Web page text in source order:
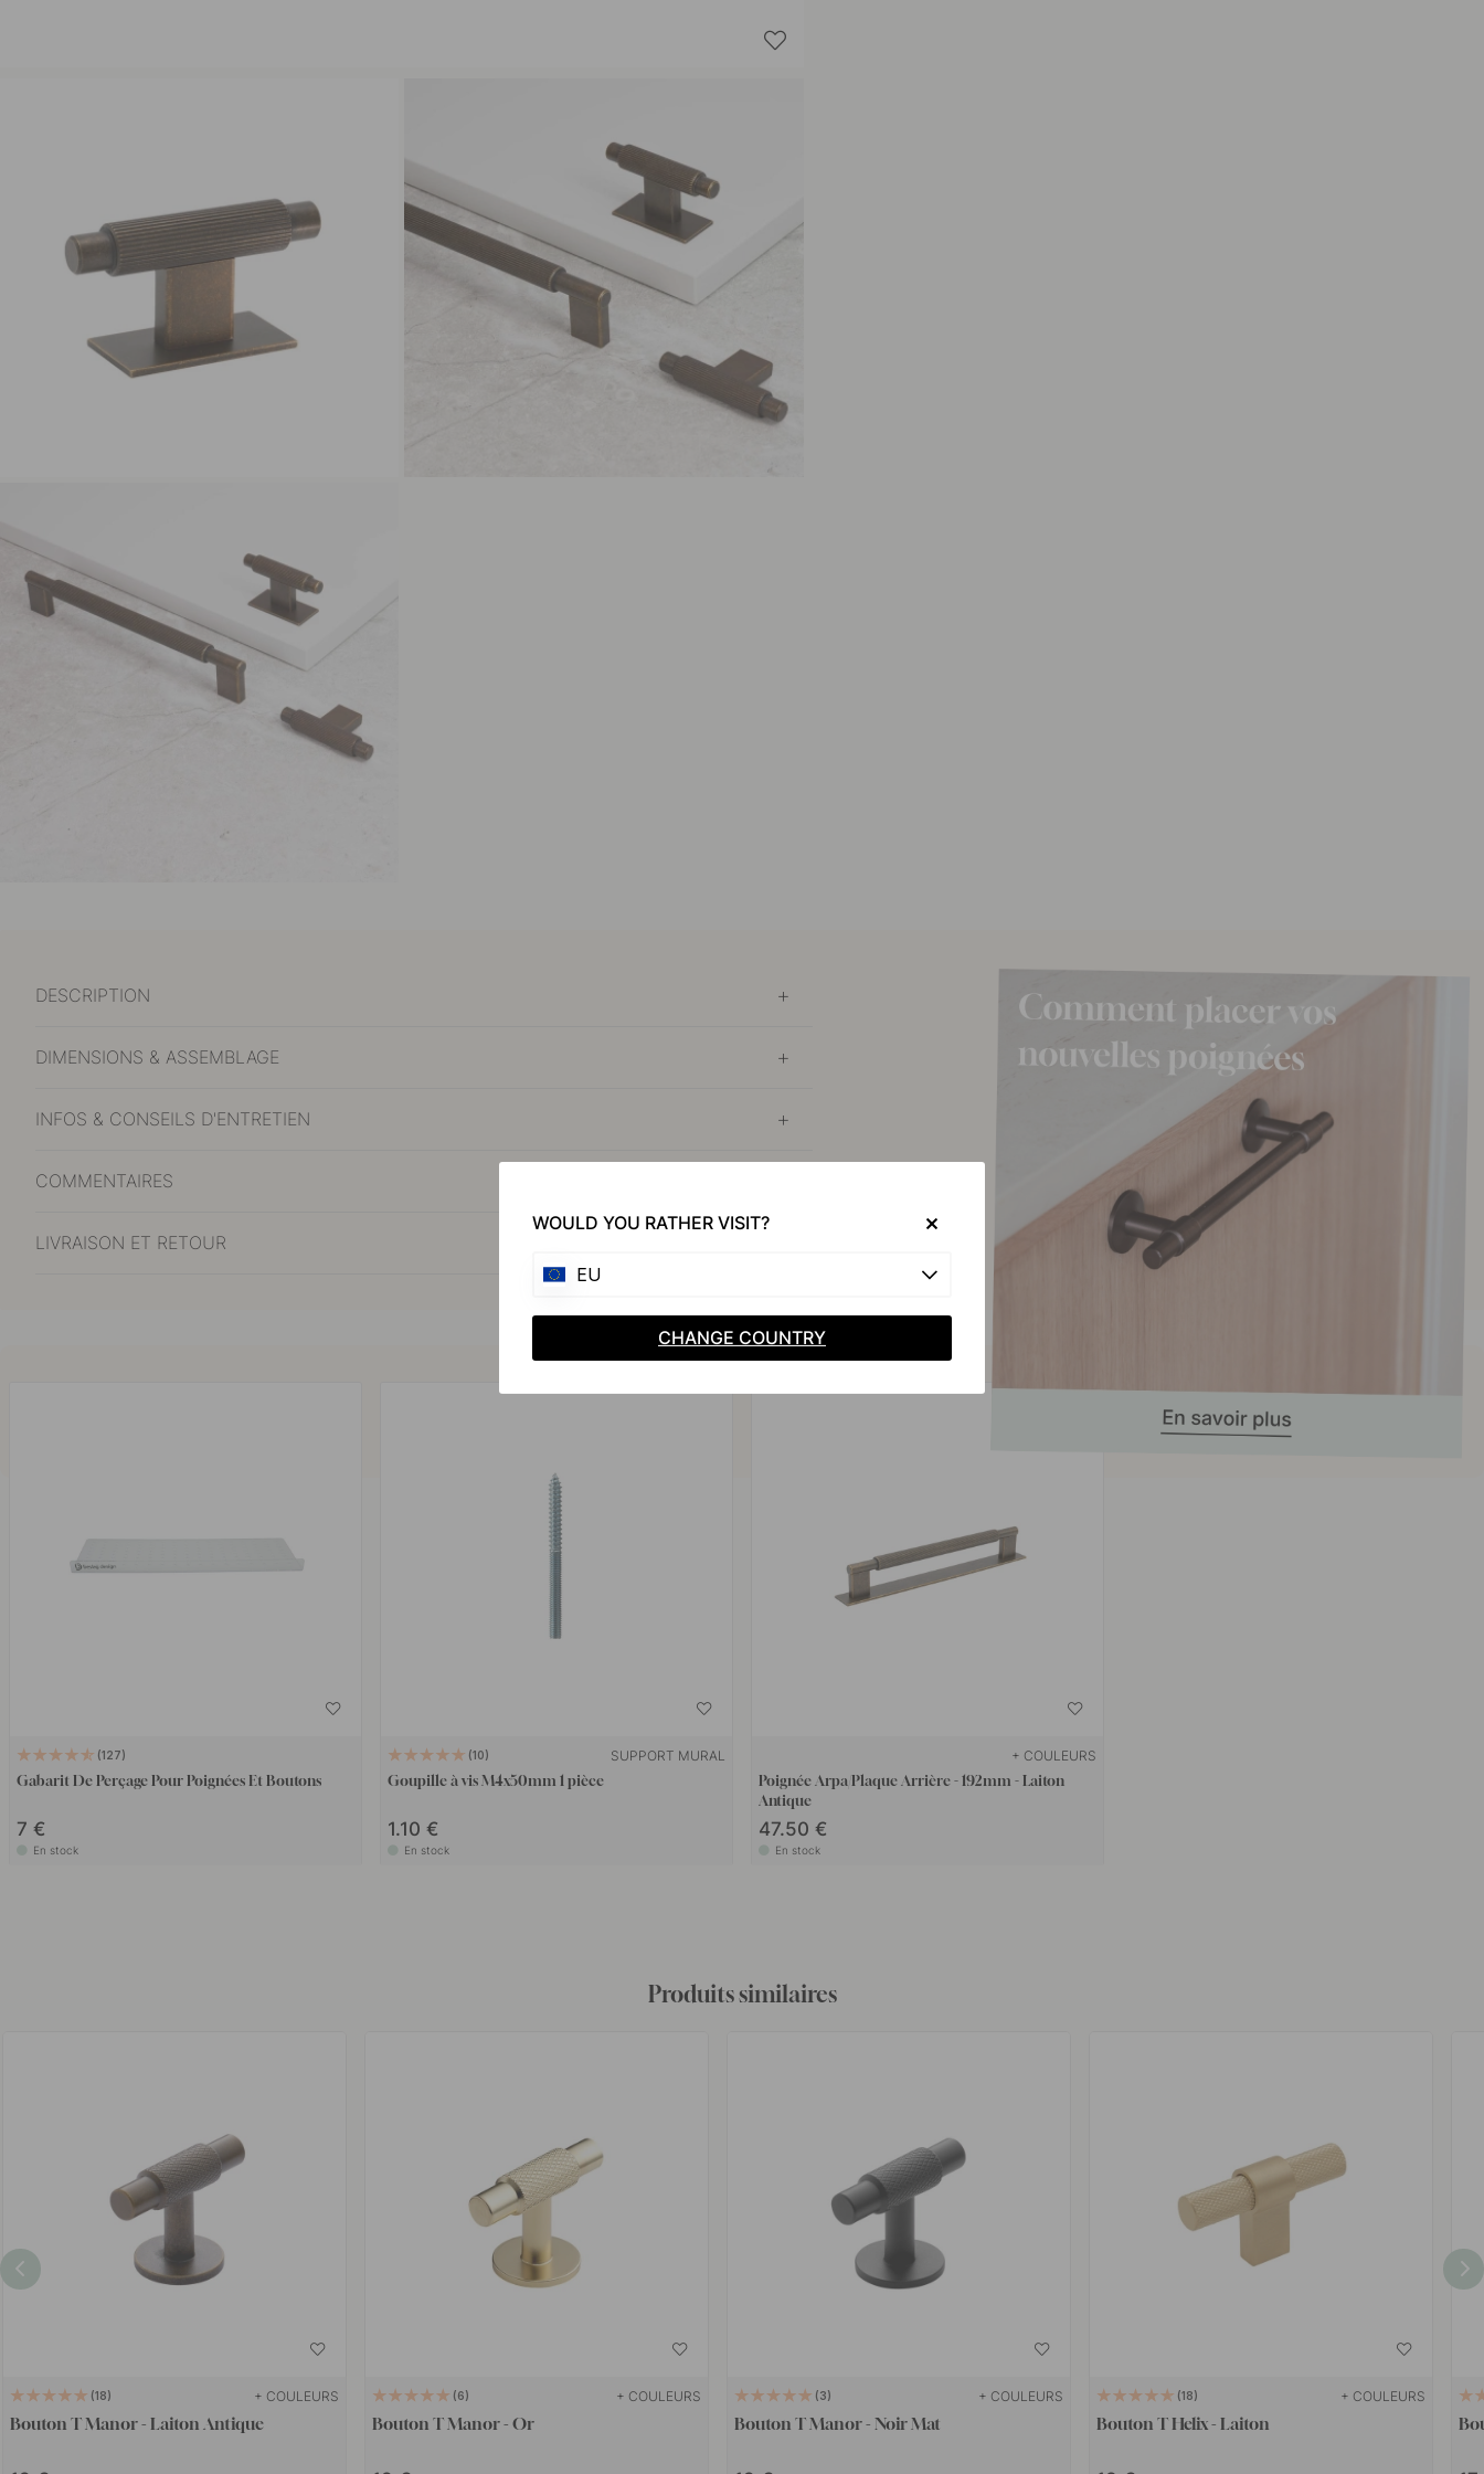
DESCRIPTION
DIMENSIONS & ASSEMBLAGE
INFOS & CONSEILS D'ENTRETIEN
COMMENTAIRES
LIVRAISON ET RETOUR
Achetez avec
127
Gabarit De Perçage Pour Poignées Et Boutons
7 €
En stock
10 SUPPORT MURAL
Goupille à vis M4x50mm 1 pièce
1.10 €
En stock
+ COULEURS
Poignée Arpa/Plaque Arrière - 192mm - Laiton
Antique
47.50 €
En stock
Produits similaires
18 + COULEURS
Bouton T Manor - Laiton Antique
6 + COULEURS
Bouton T Manor - Or
3 + COULEURS
Bouton T Manor - Noir Mat
18 + COULEURS
Bouton T Helix - Laiton
WOULD YOU RATHER VISIT?
EU
CHANGE COUNTRY